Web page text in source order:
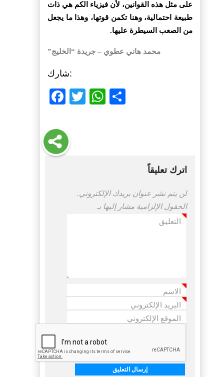
على مثل هذه القوانين، لأن فيزياء الكم هي ذات
طبيعة احتمالية، وهنا تكمن قوتها، وهذا ما يجعل
من الصعب السيطرة عليها.
محمد هاني عطوي – جريدة “الخليج”
شارك:
Facebook
TwitterWhatsApp
اترك تعليقاً
لن يتم نشر عنوان بريدك الإلكتروني.
الحقول الإلزامية مشار إليها بـ
التعليق
الاسم *
البريد الإلكتروني *
الموقع الإلكتروني